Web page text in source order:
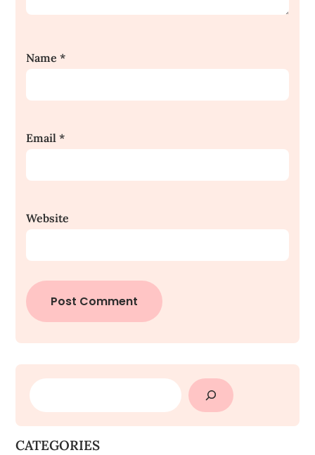
Name*
Email*
Website
SEARCH
CATEGORIES